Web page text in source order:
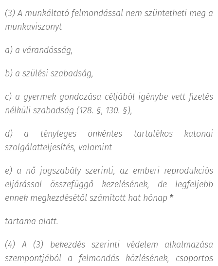
(3) A munkáltató felmondással nem szüntetheti meg a
munkaviszonyt
a) a várandósság,
b) a szülési szabadság,
c) a gyermek gondozása céljából igénybe vett fizetés
nélküli szabadság (128. §, 130. §),
d) a tényleges önkéntes tartalékos katonai
szolgálatteljesítés, valamint
e) a nő jogszabály szerinti, az emberi reprodukciós
eljárással összefüggő kezelésének, de legfeljebb
ennek megkezdésétől számított hat hónap *
tartama alatt.
(4) A (3) bekezdés szerinti védelem alkalmazása
szempontjából a felmondás közlésének, csoportos